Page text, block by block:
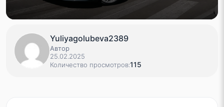
Yuliyagolubeva2389
Автор
25.02.2025
Количество просмотров:115